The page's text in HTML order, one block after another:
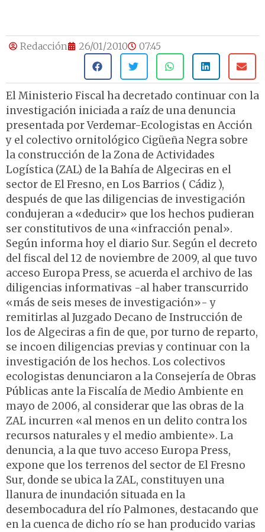
Redacción 26/01/2010 07:45
El Ministerio Fiscal ha decretado continuar con la
investigación iniciada a raíz de una denuncia
presentada por Verdemar-Ecologistas en Acción
y el colectivo ornitológico Cigüeña Negra sobre
la construcción de la Zona de Actividades
Logística (ZAL) de la Bahía de Algeciras en el
sector de El Fresno, en Los Barrios ( Cádiz ),
después de que las diligencias de investigación
condujeran a «deducir» que los hechos pudieran
ser constitutivos de una «infracción penal».
Según informa hoy el diario Sur. Según el decreto
del fiscal del 12 de noviembre de 2009, al que tuvo
acceso Europa Press, se acuerda el archivo de las
diligencias informativas -al haber transcurrido
«más de seis meses de investigación»- y
remitirlas al Juzgado Decano de Instrucción de
los de Algeciras a fin de que, por turno de reparto,
se incoen diligencias previas y continuar con la
investigación de los hechos. Los colectivos
ecologistas denunciaron a la Consejería de Obras
Públicas ante la Fiscalía de Medio Ambiente en
mayo de 2006, al considerar que las obras de la
ZAL incurren «al menos en un delito contra los
recursos naturales y el medio ambiente». La
denuncia, a la que tuvo acceso Europa Press,
expone que los terrenos del sector de El Fresno
Sur, donde se ubica la ZAL, constituyen una
llanura de inundación situada en la
desembocadura del río Palmones, destacando que
en la cuenca de dicho río se han producido varias